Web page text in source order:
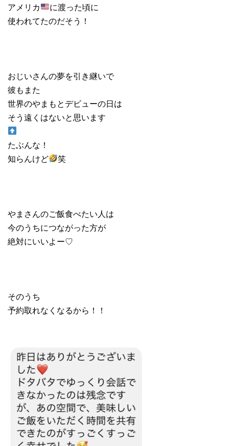
アメリカ
に渡った頃に
使われてたのだそう！
おじいさんの夢を引き継いで
彼もまた
世界のやまもとデビューの日は
そう遠くはないと思います
たぶんな！
知らんけど
笑
やまさんのご飯食べたい人は
今のうちにつながった方が
絶対にいいよー♡
そのうち
予約取れなくなるから！！